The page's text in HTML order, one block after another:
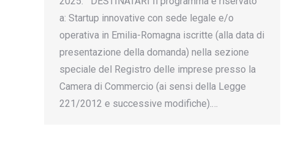
a: Startup innovative con sede legale e/o
operativa in Emilia-Romagna iscritte (alla data di
presentazione della domanda) nella sezione
speciale del Registro delle imprese presso la
Camera di Commercio (ai sensi della Legge
221/2012 e successive modifiche).…